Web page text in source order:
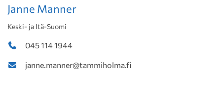
Janne Manner
Keski- ja Itä-Suomi
045 114 1944
janne.manner@tammiholma.fi